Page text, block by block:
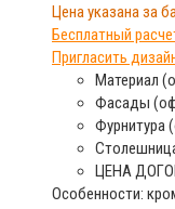
Цена указана за
Бесплатный
Пригласить
Материал
Фасады
Фурнитура
ЦЕНА
Особенности: